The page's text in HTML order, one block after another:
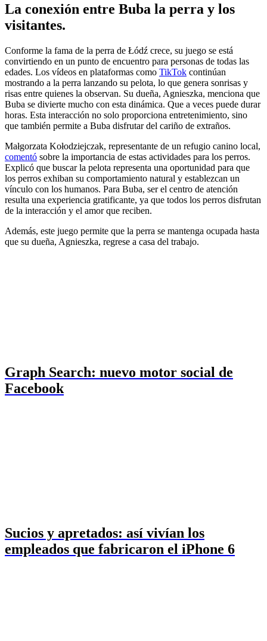
La conexión entre Buba la perra y los
visitantes.
Conforme la fama de la perra de Łódź crece, su juego se está
convirtiendo en un punto de encuentro para personas de todas las
edades. Los vídeos en plataformas como TikTok continúan
mostrando a la perra lanzando su pelota, lo que genera sonrisas y
risas entre quienes la observan. Su dueña, Agnieszka, menciona que
Buba se divierte mucho con esta dinámica. Que a veces puede durar
horas. Esta interacción no solo proporciona entretenimiento, sino
que también permite a Buba disfrutar del cariño de extraños.
Małgorzata Kołodziejczak, representante de un refugio canino local,
comentó sobre la importancia de estas actividades para los perros.
Explicó que buscar la pelota representa una oportunidad para que
los perros exhiban su comportamiento natural y establezcan un
vínculo con los humanos. Para Buba, ser el centro de atención
resulta una experiencia gratificante, ya que todos los perros disfrutan
de la interacción y el amor que reciben.
Además, este juego permite que la perra se mantenga ocupada hasta
que su dueña, Agnieszka, regrese a casa del trabajo.
Graph Search: nuevo motor social de
Facebook
Sucios y apretados: así vivían los
empleados que fabricaron el iPhone 6